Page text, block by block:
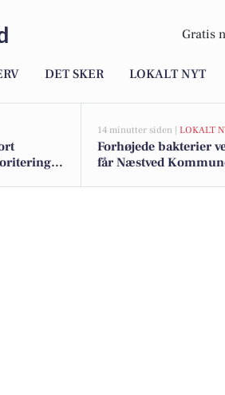
Gratis
DET SKER LOKALT NYT
14 minutter siden | LOKALT
Forhøjede bakterier
får Næstved